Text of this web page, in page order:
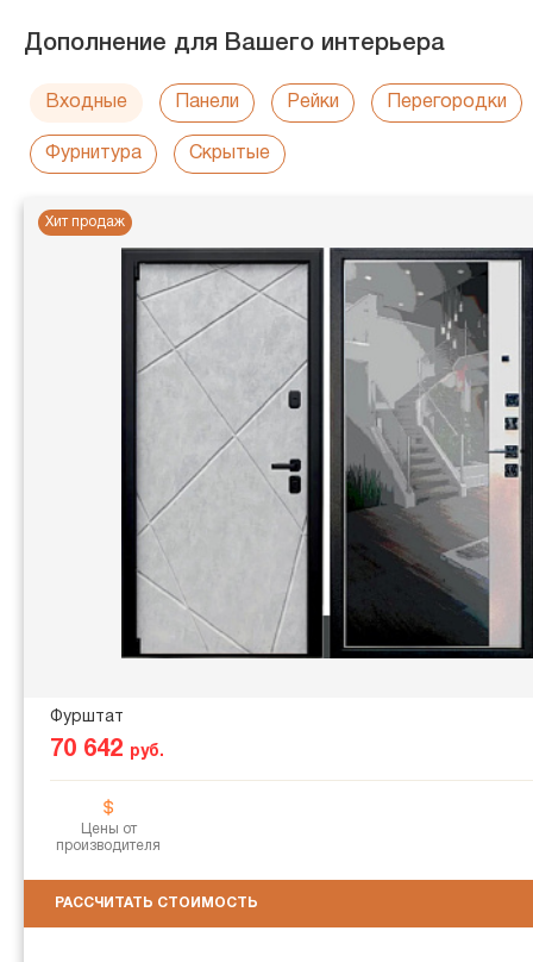
Дополнение для Вашего интерьера
Входные Панели Рейки Перегородки
Фурнитура Скрытые
Хит продаж
Фурштат
70 642 руб.
Цены от
производителя
РАССЧИТАТЬ СТОИМОСТЬ